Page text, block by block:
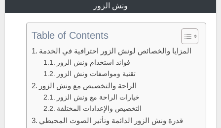
ونش الزور
Table of Contents
المزايا والخصائص لونش الزور احترافية في الخدمة
فوائد استخدام ونش الزور
تقنية ومواصفات ونش الزور
الراحة والتخصيص مع ونش الزور
خيارات الراحة مع ونش الزور
التخصيص والإعدادات المختلفة
قدرة ونش الزور الدائمة وتأثير الصوت المحيطي